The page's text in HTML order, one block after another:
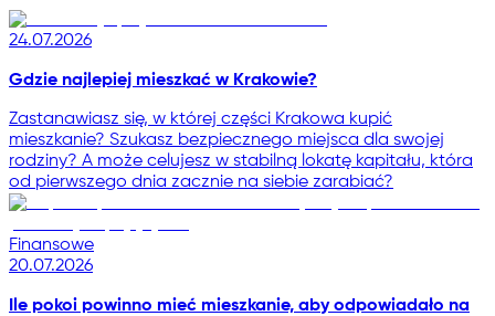
24.07.2026
Gdzie najlepiej mieszkać w Krakowie?
Zastanawiasz się, w której części Krakowa kupić
mieszkanie? Szukasz bezpiecznego miejsca dla swojej
rodziny? A może celujesz w stabilną lokatę kapitału, która
od pierwszego dnia zacznie na siebie zarabiać?
Finansowe
20.07.2026
Ile pokoi powinno mieć mieszkanie, aby odpowiadało na